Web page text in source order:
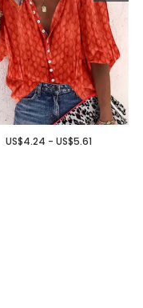
US$4.24 - US$5.61